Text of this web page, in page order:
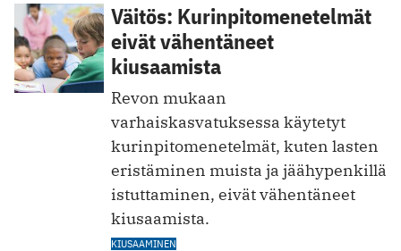
Väitös: Kurinpitomenetelmät
eivät vähentäneet
kiusaamista
Revon mukaan
varhaiskasvatuksessa käytetyt
kurinpitomenetelmät, kuten lasten
eristäminen muista ja jäähypenkillä
istuttaminen, eivät vähentäneet
kiusaamista.
KIUSAAMINEN